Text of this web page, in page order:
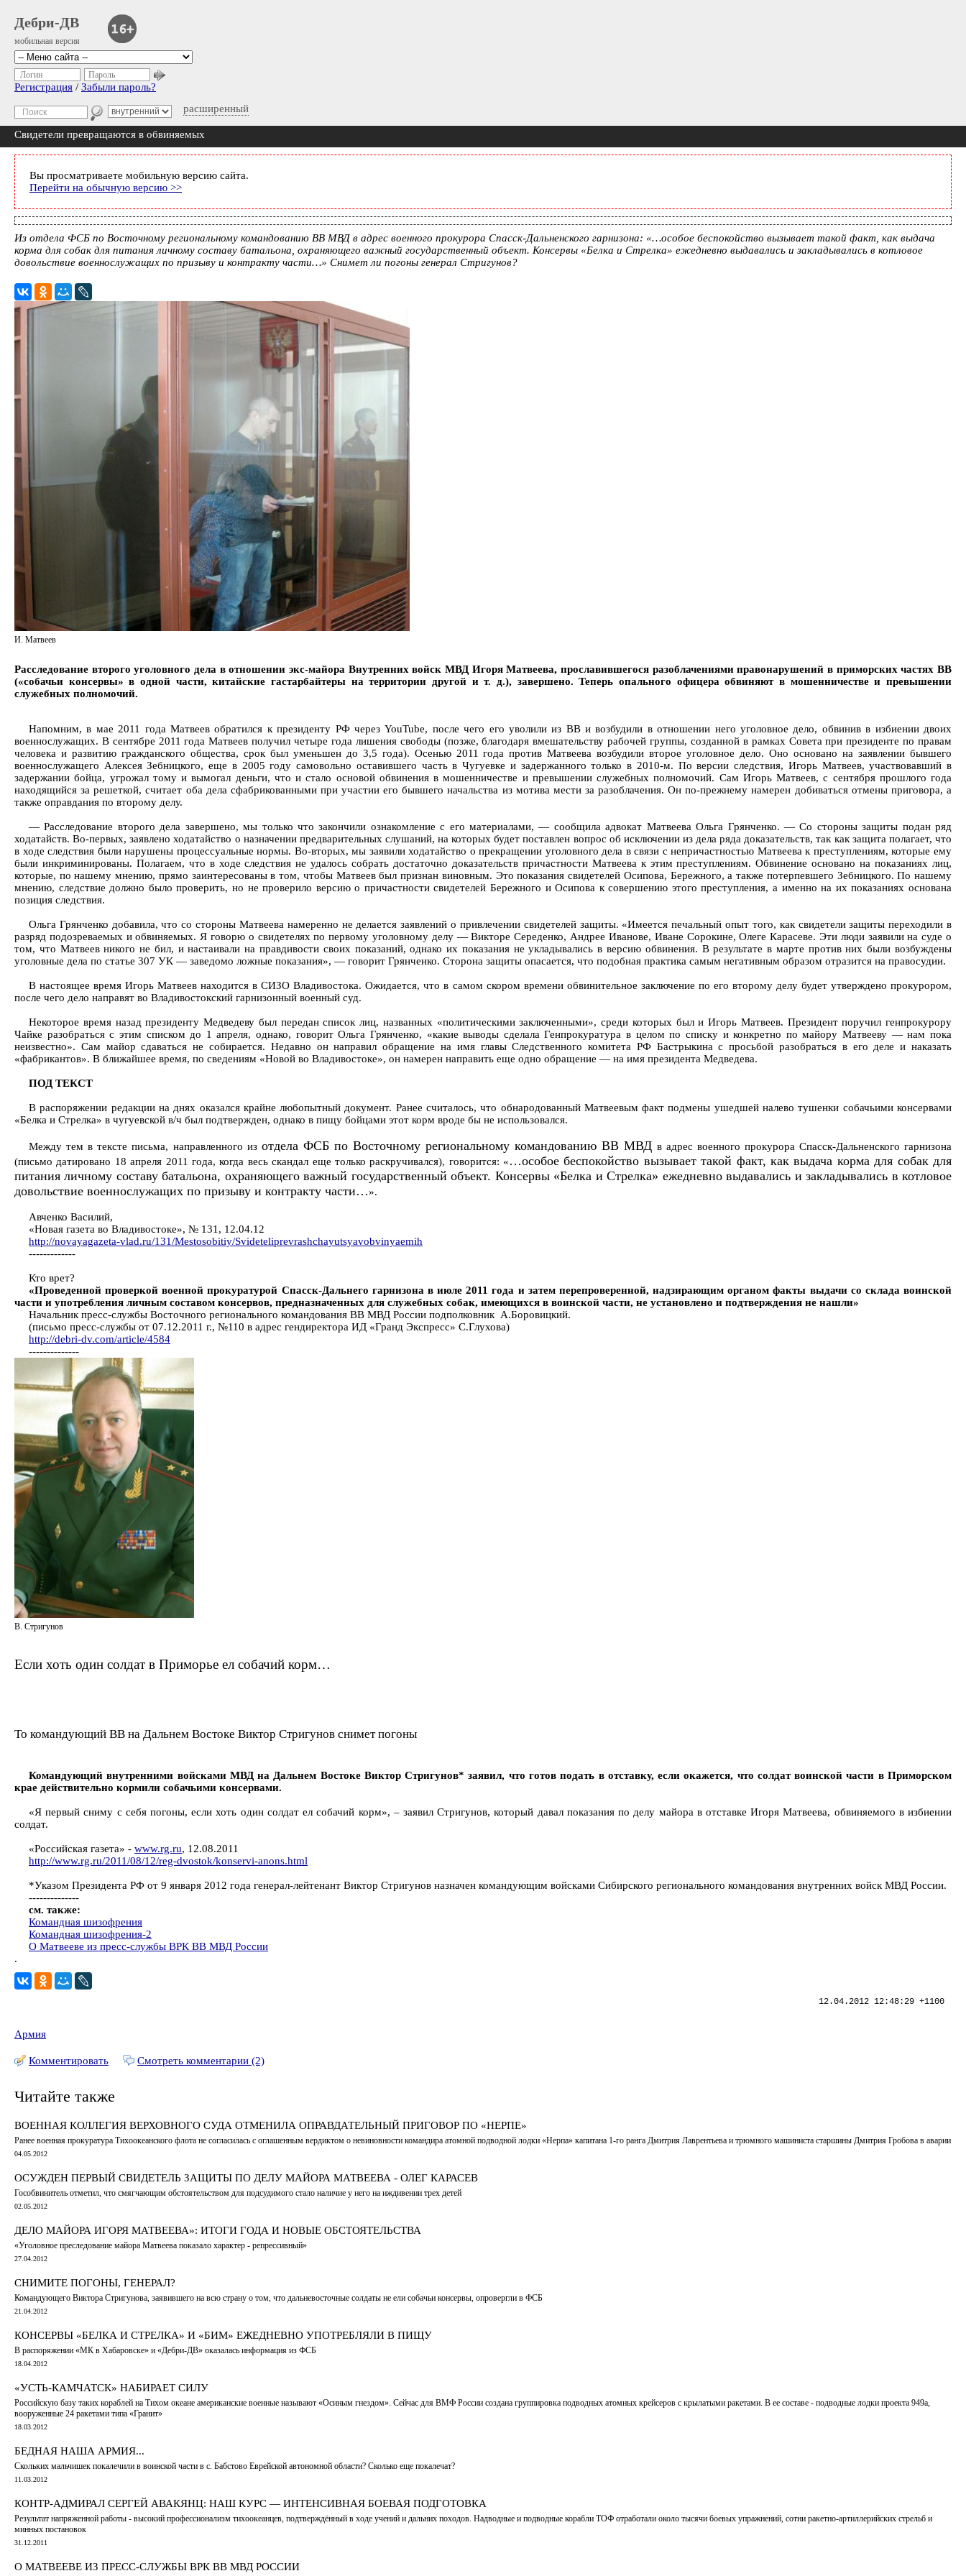
Дебри-ДВ
мобильная версия
расширенный
Логин Пароль
Регистрация / Забыли пароль?
Свидетели превращаются в обвиняемых
Вы просматриваете мобильную версию сайта.
Перейти на обычную версию >>
Из отдела ФСБ по Восточному региональному командованию ВВ МВД в адрес военного прокурора Спасск-Дальненского гарнизона: «…особое беспокойство вызывает такой факт, как выдача
корма для собак для питания личному составу батальона, охраняющего важный государственный объект. Консервы «Белка и Стрелка» ежедневно выдавались и закладывались в котловое
довольствие военнослужащих по призыву и контракту части…» Снимет ли погоны генерал Стригунов?
И. Матвеев
Расследование второго уголовного дела в отношении экс-майора Внутренних войск МВД Игоря Матвеева, прославившегося разоблачениями правонарушений в приморских частях ВВ
(«собачьи консервы» в одной части, китайские гастарбайтеры на территории другой и т. д.), завершено. Теперь опального офицера обвиняют в мошенничестве и превышении
служебных полномочий.
Напомним, в мае 2011 года Матвеев обратился к президенту РФ через YouTube, после чего его уволили из ВВ и возбудили в отношении него уголовное дело, обвинив в избиении двоих
военнослужащих. В сентябре 2011 года Матвеев получил четыре года лишения свободы (позже, благодаря вмешательству рабочей группы, созданной в рамках Совета при президенте по правам
человека и развитию гражданского общества, срок был уменьшен до 3,5 года). Осенью 2011 года против Матвеева возбудили второе уголовное дело. Оно основано на заявлении бывшего
военнослужащего Алексея Зебницкого, еще в 2005 году самовольно оставившего часть в Чугуевке и задержанного только в 2010-м. По версии следствия, Игорь Матвеев, участвовавший в
задержании бойца, угрожал тому и вымогал деньги, что и стало основой обвинения в мошенничестве и превышении служебных полномочий. Сам Игорь Матвеев, с сентября прошлого года
находящийся за решеткой, считает оба дела сфабрикованными при участии его бывшего начальства из мотива мести за разоблачения. Он по-прежнему намерен добиваться отмены приговора, а
также оправдания по второму делу.
— Расследование второго дела завершено, мы только что закончили ознакомление с его материалами, — сообщила адвокат Матвеева Ольга Грянченко. — Со стороны защиты подан ряд
ходатайств. Во-первых, заявлено ходатайство о назначении предварительных слушаний, на которых будет поставлен вопрос об исключении из дела ряда доказательств, так как защита полагает, что
в ходе следствия были нарушены процессуальные нормы. Во-вторых, мы заявили ходатайство о прекращении уголовного дела в связи с непричастностью Матвеева к преступлениям, которые ему
были инкриминированы. Полагаем, что в ходе следствия не удалось собрать достаточно доказательств причастности Матвеева к этим преступлениям. Обвинение основано на показаниях лиц,
которые, по нашему мнению, прямо заинтересованы в том, чтобы Матвеев был признан виновным. Это показания свидетелей Осипова, Бережного, а также потерпевшего Зебницкого. По нашему
мнению, следствие должно было проверить, но не проверило версию о причастности свидетелей Бережного и Осипова к совершению этого преступления, а именно на их показаниях основана
позиция следствия.
Ольга Грянченко добавила, что со стороны Матвеева намеренно не делается заявлений о привлечении свидетелей защиты. «Имеется печальный опыт того, как свидетели защиты переходили в
разряд подозреваемых и обвиняемых. Я говорю о свидетелях по первому уголовному делу — Викторе Середенко, Андрее Иванове, Иване Сорокине, Олеге Карасеве. Эти люди заявили на суде о
том, что Матвеев никого не бил, и настаивали на правдивости своих показаний, однако их показания не укладывались в версию обвинения. В результате в марте против них были возбуждены
уголовные дела по статье 307 УК — заведомо ложные показания», — говорит Грянченко. Сторона защиты опасается, что подобная практика самым негативным образом отразится на правосудии.
В настоящее время Игорь Матвеев находится в СИЗО Владивостока. Ожидается, что в самом скором времени обвинительное заключение по его второму делу будет утверждено прокурором,
после чего дело направят во Владивостокский гарнизонный военный суд.
Некоторое время назад президенту Медведеву был передан список лиц, названных «политическими заключенными», среди которых был и Игорь Матвеев. Президент поручил генпрокурору
Чайке разобраться с этим списком до 1 апреля, однако, говорит Ольга Грянченко, «какие выводы сделала Генпрокуратура в целом по списку и конкретно по майору Матвееву — нам пока
неизвестно». Сам майор сдаваться не собирается. Недавно он направил обращение на имя главы Следственного комитета РФ Бастрыкина с просьбой разобраться в его деле и наказать
«фабрикантов». В ближайшее время, по сведениям «Новой во Владивостоке», он намерен направить еще одно обращение — на имя президента Медведева.
ПОД ТЕКСТ
В распоряжении редакции на днях оказался крайне любопытный документ. Ранее считалось, что обнародованный Матвеевым факт подмены ушедшей налево тушенки собачьими консервами
«Белка и Стрелка» в чугуевской в/ч был подтвержден, однако в пищу бойцами этот корм вроде бы не использовался.
Между тем в тексте письма, направленного из отдела ФСБ по Восточному региональному командованию ВВ МВД в адрес военного прокурора Спасск-Дальненского гарнизона
(письмо датировано 18 апреля 2011 года, когда весь скандал еще только раскручивался), говорится: «…особое беспокойство вызывает такой факт, как выдача корма для собак для
питания личному составу батальона, охраняющего важный государственный объект. Консервы «Белка и Стрелка» ежедневно выдавались и закладывались в котловое
довольствие военнослужащих по призыву и контракту части…».
Авченко Василий,
«Новая газета во Владивостоке», № 131, 12.04.12
http://novayagazeta-vlad.ru/131/Mestosobitiy/Svideteliprevrashchayutsyavobvinyaemih
-------------
Кто врет?
«Проведенной проверкой военной прокуратурой Спасск-Дальнего гарнизона в июле 2011 года и затем перепроверенной, надзирающим органом факты выдачи со склада воинской
части и употребления личным составом консервов, предназначенных для служебных собак, имеющихся в воинской части, не установлено и подтверждения не нашли»
Начальник пресс-службы Восточного регионального командования ВВ МВД России подполковник А.Боровицкий.
(письмо пресс-службы от 07.12.2011 г., №110 в адрес гендиректора ИД «Гранд Экспресс» С.Глухова)
http://debri-dv.com/article/4584
--------------
В. Стригунов
Если хоть один солдат в Приморье ел собачий корм…
То командующий ВВ на Дальнем Востоке Виктор Стригунов снимет погоны
Командующий внутренними войсками МВД на Дальнем Востоке Виктор Стригунов* заявил, что готов подать в отставку, если окажется, что солдат воинской части в Приморском
крае действительно кормили собачьими консервами.
«Я первый сниму с себя погоны, если хоть один солдат ел собачий корм», – заявил Стригунов, который давал показания по делу майора в отставке Игоря Матвеева, обвиняемого в избиении
солдат.
«Российская газета» - www.rg.ru, 12.08.2011
http://www.rg.ru/2011/08/12/reg-dvostok/konservi-anons.html
*Указом Президента РФ от 9 января 2012 года генерал-лейтенант Виктор Стригунов назначен командующим войсками Сибирского регионального командования внутренних войск МВД России.
--------------
см. также:
Командная шизофрения
Командная шизофрения-2
О Матвееве из пресс-службы ВРК ВВ МВД России
.
12.04.2012 12:48:29 +1100
Армия
Комментировать Смотреть комментарии (2)
Читайте также
ВОЕННАЯ КОЛЛЕГИЯ ВЕРХОВНОГО СУДА ОТМЕНИЛА ОПРАВДАТЕЛЬНЫЙ ПРИГОВОР ПО «НЕРПЕ»
Ранее военная прокуратура Тихоокеанского флота не согласилась с оглашенным вердиктом о невиновности командира атомной подводной лодки «Нерпа» капитана 1-го ранга Дмитрия Лаврентьева и трюмного машиниста старшины Дмитрия Гробова в аварии
04.05.2012
ОСУЖДЕН ПЕРВЫЙ СВИДЕТЕЛЬ ЗАЩИТЫ ПО ДЕЛУ МАЙОРА МАТВЕЕВА - ОЛЕГ КАРАСЕВ
Гособвинитель отметил, что смягчающим обстоятельством для подсудимого стало наличие у него на иждивении трех детей
02.05.2012
ДЕЛО МАЙОРА ИГОРЯ МАТВЕЕВА»: ИТОГИ ГОДА И НОВЫЕ ОБСТОЯТЕЛЬСТВА
«Уголовное преследование майора Матвеева показало характер - репрессивный»
27.04.2012
СНИМИТЕ ПОГОНЫ, ГЕНЕРАЛ?
Командующего Виктора Стригунова, заявившего на всю страну о том, что дальневосточные солдаты не ели собачьи консервы, опровергли в ФСБ
21.04.2012
КОНСЕРВЫ «БЕЛКА И СТРЕЛКА» И «БИМ» ЕЖЕДНЕВНО УПОТРЕБЛЯЛИ В ПИЩУ
В распоряжении «МК в Хабаровске» и «Дебри-ДВ» оказалась информация из ФСБ
18.04.2012
«УСТЬ-КАМЧАТСК» НАБИРАЕТ СИЛУ
Российскую базу таких кораблей на Тихом океане американские военные называют «Осиным гнездом». Сейчас для ВМФ России создана группировка подводных атомных крейсеров с крылатыми ракетами. В ее составе - подводные лодки проекта 949а,
вооруженные 24 ракетами типа «Гранит»
18.03.2012
БЕДНАЯ НАША АРМИЯ...
Скольких мальчишек покалечили в воинской части в с. Бабстово Еврейской автономной области? Сколько еще покалечат?
11.03.2012
КОНТР-АДМИРАЛ СЕРГЕЙ АВАКЯНЦ: НАШ КУРС — ИНТЕНСИВНАЯ БОЕВАЯ ПОДГОТОВКА
Результат напряженной работы - высокий профессионализм тихоокеанцев, подтверждённый в ходе учений и дальних походов. Надводные и подводные корабли ТОФ отработали около тысячи боевых упражнений, сотни ракетно-артиллерийских стрельб и
минных постановок
31.12.2011
О МАТВЕЕВЕ ИЗ ПРЕСС-СЛУЖБЫ ВРК ВВ МВД РОССИИ